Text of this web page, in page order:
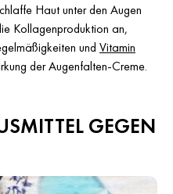
Haut unter den Augen
Kollagenproduktion an,
und Vitamin
der Augenfalten-Creme.
GEGEN